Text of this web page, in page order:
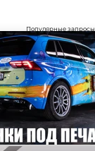
Популярные запросы